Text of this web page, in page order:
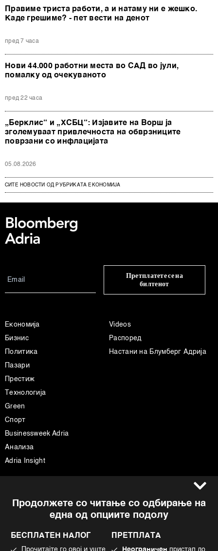
Правиме триста работи, а и натаму ни е жешко.
Каде грешиме? - пет вести на денот
пред 7 часа
Нови 44.000 работни места во САД во јули,
помалку од очекуваното
пред 22 часа
„Берклис“ и „ХСБЦ“: Изјавите на Ворш ја
зголемуваат привлечноста на обврзниците
поврзани со инфлацијата
05.08.2026
СИТЕ НОВОСТИ ОД РУБРИКАТА ЕКОНОМИЈА
Продолжете со читање со одбирање на
една од опциите подолу
БЕСПЛАТЕН НАЛОГ
Прочитајте го овој и уште
ПРЕТПЛАТА
Неограничен пристап до
Претплатете се на
билтенот
Економија
Бизнис
Политика
Пазари
Престиж
Технологија
Green
Спорт
Businessweek Adria
Анализа
Adria Insight
Videos
Распоред
Настани на Блумберг Адрија
Импресум
Политика на приватност
Facebook
Instagram